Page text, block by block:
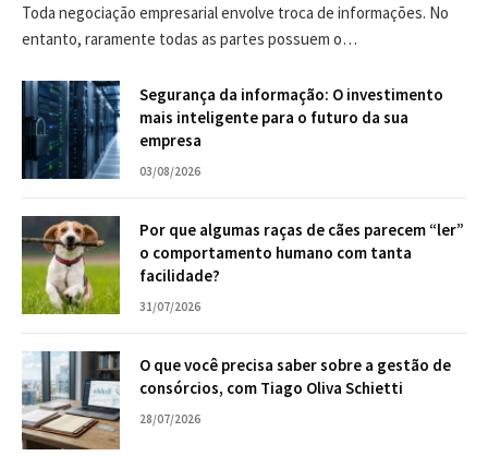
Toda negociação empresarial envolve troca de informações. No
entanto, raramente todas as partes possuem o…
Segurança da informação: O investimento
mais inteligente para o futuro da sua
empresa
03/08/2026
Por que algumas raças de cães parecem “ler”
o comportamento humano com tanta
facilidade?
31/07/2026
O que você precisa saber sobre a gestão de
consórcios, com Tiago Oliva Schietti
28/07/2026